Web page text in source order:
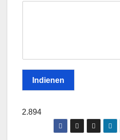
Indienen
2.894